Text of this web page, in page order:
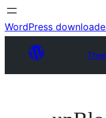
inhoud
WordPress